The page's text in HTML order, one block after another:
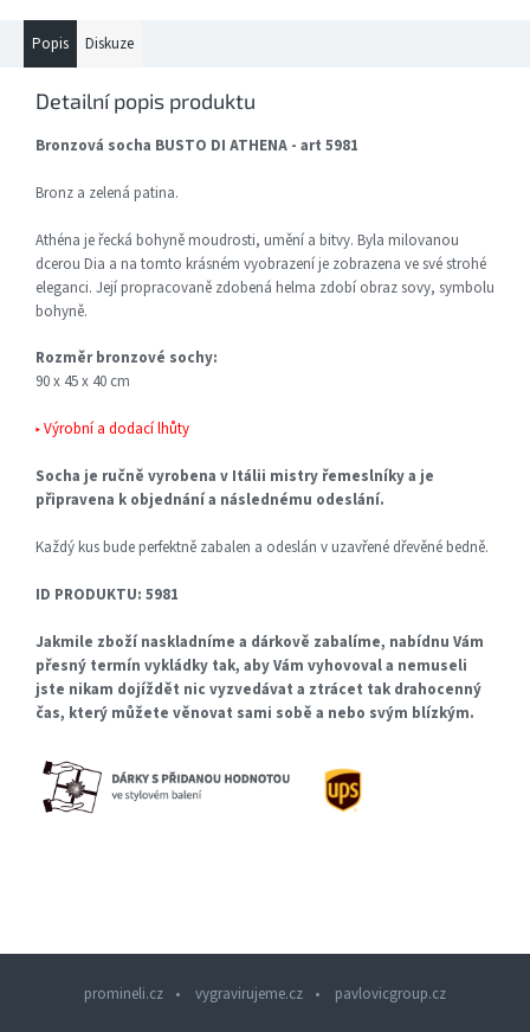
Popis Diskuze
Detailní popis produktu
Bronzová socha BUSTO DI ATHENA - art 5981
Bronz a zelená patina.
Athéna je řecká bohyně moudrosti, umění a bitvy. Byla milovanou
dcerou Dia a na tomto krásném vyobrazení je zobrazena ve své strohé
eleganci. Její propracovaně zdobená helma zdobí obraz sovy, symbolu
bohyně.
Rozměr bronzové sochy:
90 x 45 x 40 cm
▸ Výrobní a dodací lhůty
Socha je ručně vyrobena v Itálii mistry řemeslníky a je
připravena k objednání a následnému odeslání.
Každý kus bude perfektně zabalen a odeslán v uzavřené dřevěné bedně.
ID PRODUKTU: 5981
Jakmile zboží naskladníme a dárkově zabalíme, nabídnu Vám
přesný termín vykládky tak, aby Vám vyhovoval a nemuseli
jste nikam dojíždět nic vyzvedávat a ztrácet tak drahocenný
čas, který můžete věnovat sami sobě a nebo svým blízkým.
promineli.cz vygravirujeme.cz pavlovicgroup.cz